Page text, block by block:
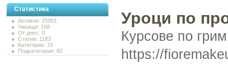
Статистика
Активни: 25901
Чакащи: 168
От днес: 0
Статии: 1183
Категории: 15
Подкатегории: 60
Уроци по
Курсове по
https://